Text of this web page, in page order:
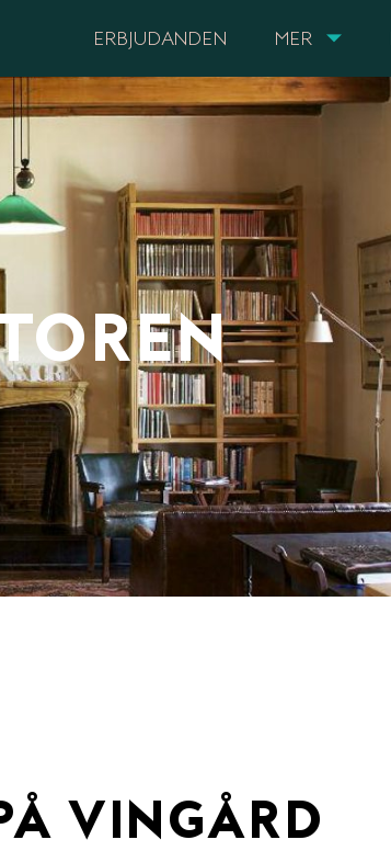
ERBJUDANDEN MER
VINGÅRD